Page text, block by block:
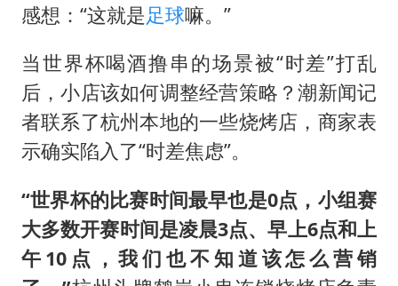
感想：“这就是足球嘛。”
当世界杯喝酒撸串的场景被“时差”打乱
后，小店该如何调整经营策略？潮新闻记
者联系了杭州本地的一些烧烤店，商家表
示确实陷入了“时差焦虑”。
“世界杯的比赛时间最早也是0点，小组赛
大多数开赛时间是凌晨3点、早上6点和上
午10点，我们也不知道该怎么营销